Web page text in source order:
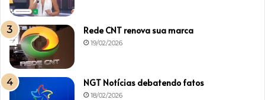
Rede CNT renova sua marca
19/02/2026
NGT Notícias debatendo fatos
18/02/2026